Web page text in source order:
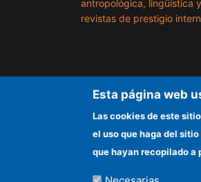
antropológica, lingüística
revistas de prestigio
Esta página web
Las cookies de este
el uso que haga del
que hayan recopilado a